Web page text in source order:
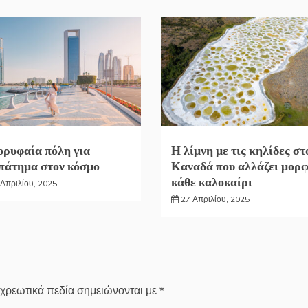
πόλη για
στον κόσμο
2025
Η λίμνη με τις κηλίδες
Καναδά που αλλάζει
κάθε καλοκαίρι
27 Απριλίου, 2025
πεδία σημειώνονται με *